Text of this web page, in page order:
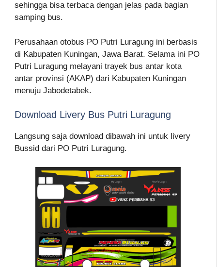
sehingga bisa terbaca dengan jelas pada bagian
samping bus.
Perusahaan otobus PO Putri Luragung ini berbasis
di Kabupaten Kuningan, Jawa Barat. Selama ini PO
Putri Luragung melayani trayek bus antar kota
antar provinsi (AKAP) dari Kabupaten Kuningan
menuju Jabodetabek.
Download Livery Bus Putri Luragung
Langsung saja download dibawah ini untuk livery
Bussid dari PO Putri Luragung.